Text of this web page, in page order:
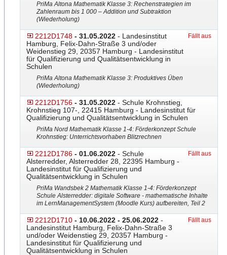
PriMa Altona Mathematik Klasse 3: Rechenstrategien im
Zahlenraum bis 1 000 – Addition und Subtraktion
(Wiederholung)
2212D1748 - 31.05.2022 - Landesinstitut
Hamburg, Felix-Dahn-Straße 3 und/oder
Weidenstieg 29, 20357 Hamburg - Landesinstitut
für Qualifizierung und Qualitätsentwicklung in
Schulen
Fällt aus
PriMa Altona Mathematik Klasse 3: Produktives Üben
(Wiederholung)
2212D1756 - 31.05.2022 - Schule Krohnstieg,
Krohnstieg 107-, 22415 Hamburg - Landesinstitut für
Qualifizierung und Qualitätsentwicklung in Schulen
PriMa Nord Mathematik Klasse 1-4: Förderkonzept Schule
Krohnstieg: Unterrichtsvorhaben Blitzrechnen
2212D1786 - 01.06.2022 - Schule
Alsterredder, Alsterredder 28, 22395 Hamburg -
Landesinstitut für Qualifizierung und
Qualitätsentwicklung in Schulen
Fällt aus
PriMa Wandsbek 2 Mathematik Klasse 1-4: Förderkonzept
Schule Alsterredder: digitale Software - mathematische Inhalte
im LernManagementSystem (Moodle Kurs) aufbereiten, Teil 2
2212D1710 - 10.06.2022 - 25.06.2022 -
Landesinstitut Hamburg, Felix-Dahn-Straße 3
und/oder Weidenstieg 29, 20357 Hamburg -
Landesinstitut für Qualifizierung und
Qualitätsentwicklung in Schulen
Fällt aus